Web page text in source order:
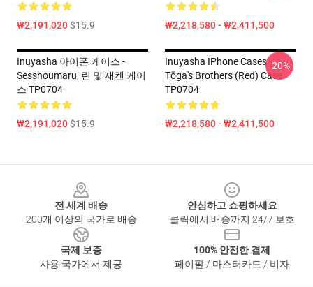
₩2,191,020$15.9 ₩2,218,580 - ₩2,411,500
Inuyasha 아이폰 케이스 -
Sesshoumaru, 린 및 재켄 케이
스 TP0704
₩2,191,020$15.9
Inuyasha IPhone Cases -
Tōga's Brothers (red) Case
TP0704
₩2,218,580 - ₩2,411,500
-20%
전 세계 배송
200개 이상의 국가로 배송
안심하고 쇼핑하세요
클릭에서 배송까지 24/7 보호
국제 보증
사용 국가에서 제공
100% 안전한 결제
페이팔 / 마스터카드 / 비자